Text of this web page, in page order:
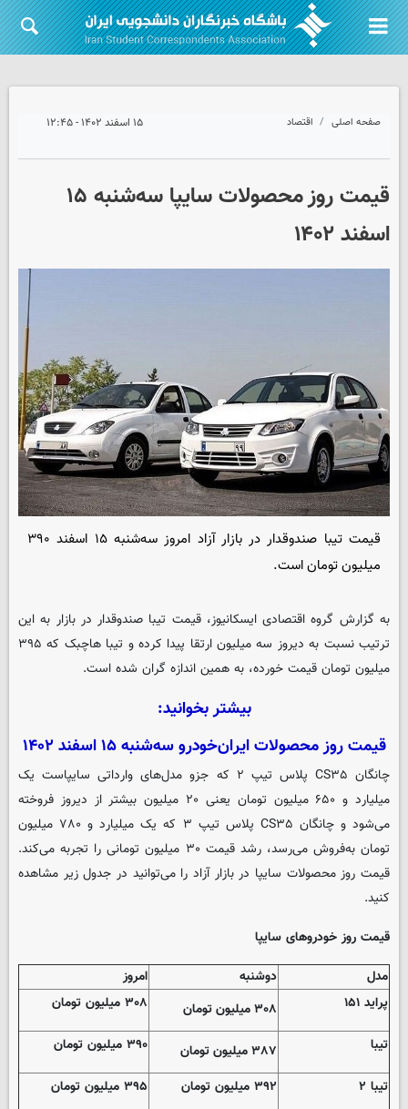
صفحه اصلی اقتصاد ۱۵ اسفند ۱۴۰۲ - ۱۲:۴۵
قیمت روز محصولات سایپا سه‌شنبه ۱۵
اسفند ۱۴۰۲
قیمت تیبا صندوقدار در بازار آزاد امروز سه‌شنبه ۱۵ اسفند ۳۹۰
میلیون تومان است.
به گزارش گروه اقتصادیایسکانیوز، قیمت تیبا صندوقدار در بازار به این
ترتیب نسبت به دیروز سه میلیون ارتقا پیدا کرده و تیبا هاچبک که ۳۹۵
میلیون تومان قیمت خورده، به همین اندازه گران شده است.
بیشتر بخوانید:
قیمت روز محصولات ایران‌خودرو سه‌شنبه ۱۵ اسفند ۱۴۰۲
چانگان CS۳۵ پلاس تیپ ۲ که جزو مدل‌های وارداتی سایپاست یک
میلیارد و ۶۵۰ میلیون تومان یعنی ۲۰ میلیون بیشتر از دیروز فروخته
می‌شود و چانگان CS۳۵ پلاس تیپ ۳ که یک میلیارد و ۷۸۰ میلیون
تومان به‌فروش می‌رسد، رشد قیمت ۳۰ میلیون تومانی را تجربه می‌کند.
قیمت روز محصولات سایپا در بازار آزاد را می‌توانید در جدول زیر مشاهده
کنید.
قیمت روز خودروهای سایپا
مدل
دوشنبه
امروز
پراید ۱۵۱
۳۰۸ میلیون تومان
۳۰۸ میلیون تومان
تیبا
۳۸۷ میلیون تومان
۳۹۰ میلیون تومان
تیبا ۲
۳۹۲ میلیون تومان
۳۹۵ میلیون تومان